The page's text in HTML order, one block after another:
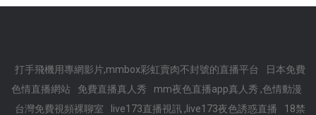
打手飛機用專網影片,mmbox彩虹賣肉不封號的直播平台
日本免費
色情直播網站
免費直播真人秀
mm夜色直播app真人秀 ,色情動漫
台灣免費視頻裸聊室
live173直播視訊 ,live173夜色誘惑直播
18禁